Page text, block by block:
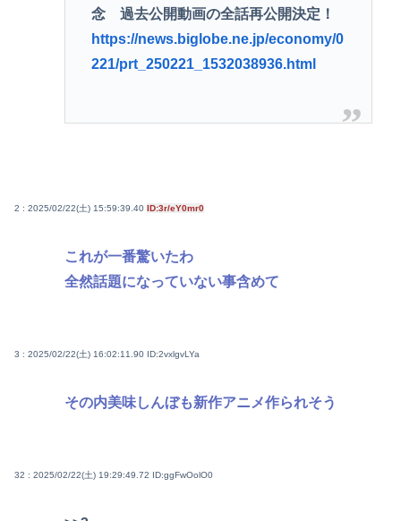
念 過去公開動画の全話再公開決定！
https://news.biglobe.ne.jp/economy/0
221/prt_250221_1532038936.html
2 : 2025/02/22(土) 15:59:39.40 ID:3r/eY0mr0
これが一番驚いたわ
全然話題になっていない事含めて
3 : 2025/02/22(土) 16:02:11.90 ID:2vxlgvLYa
その内美味しんぼも新作アニメ作られそう
32 : 2025/02/22(土) 19:29:49.72 ID:ggFwOolO0